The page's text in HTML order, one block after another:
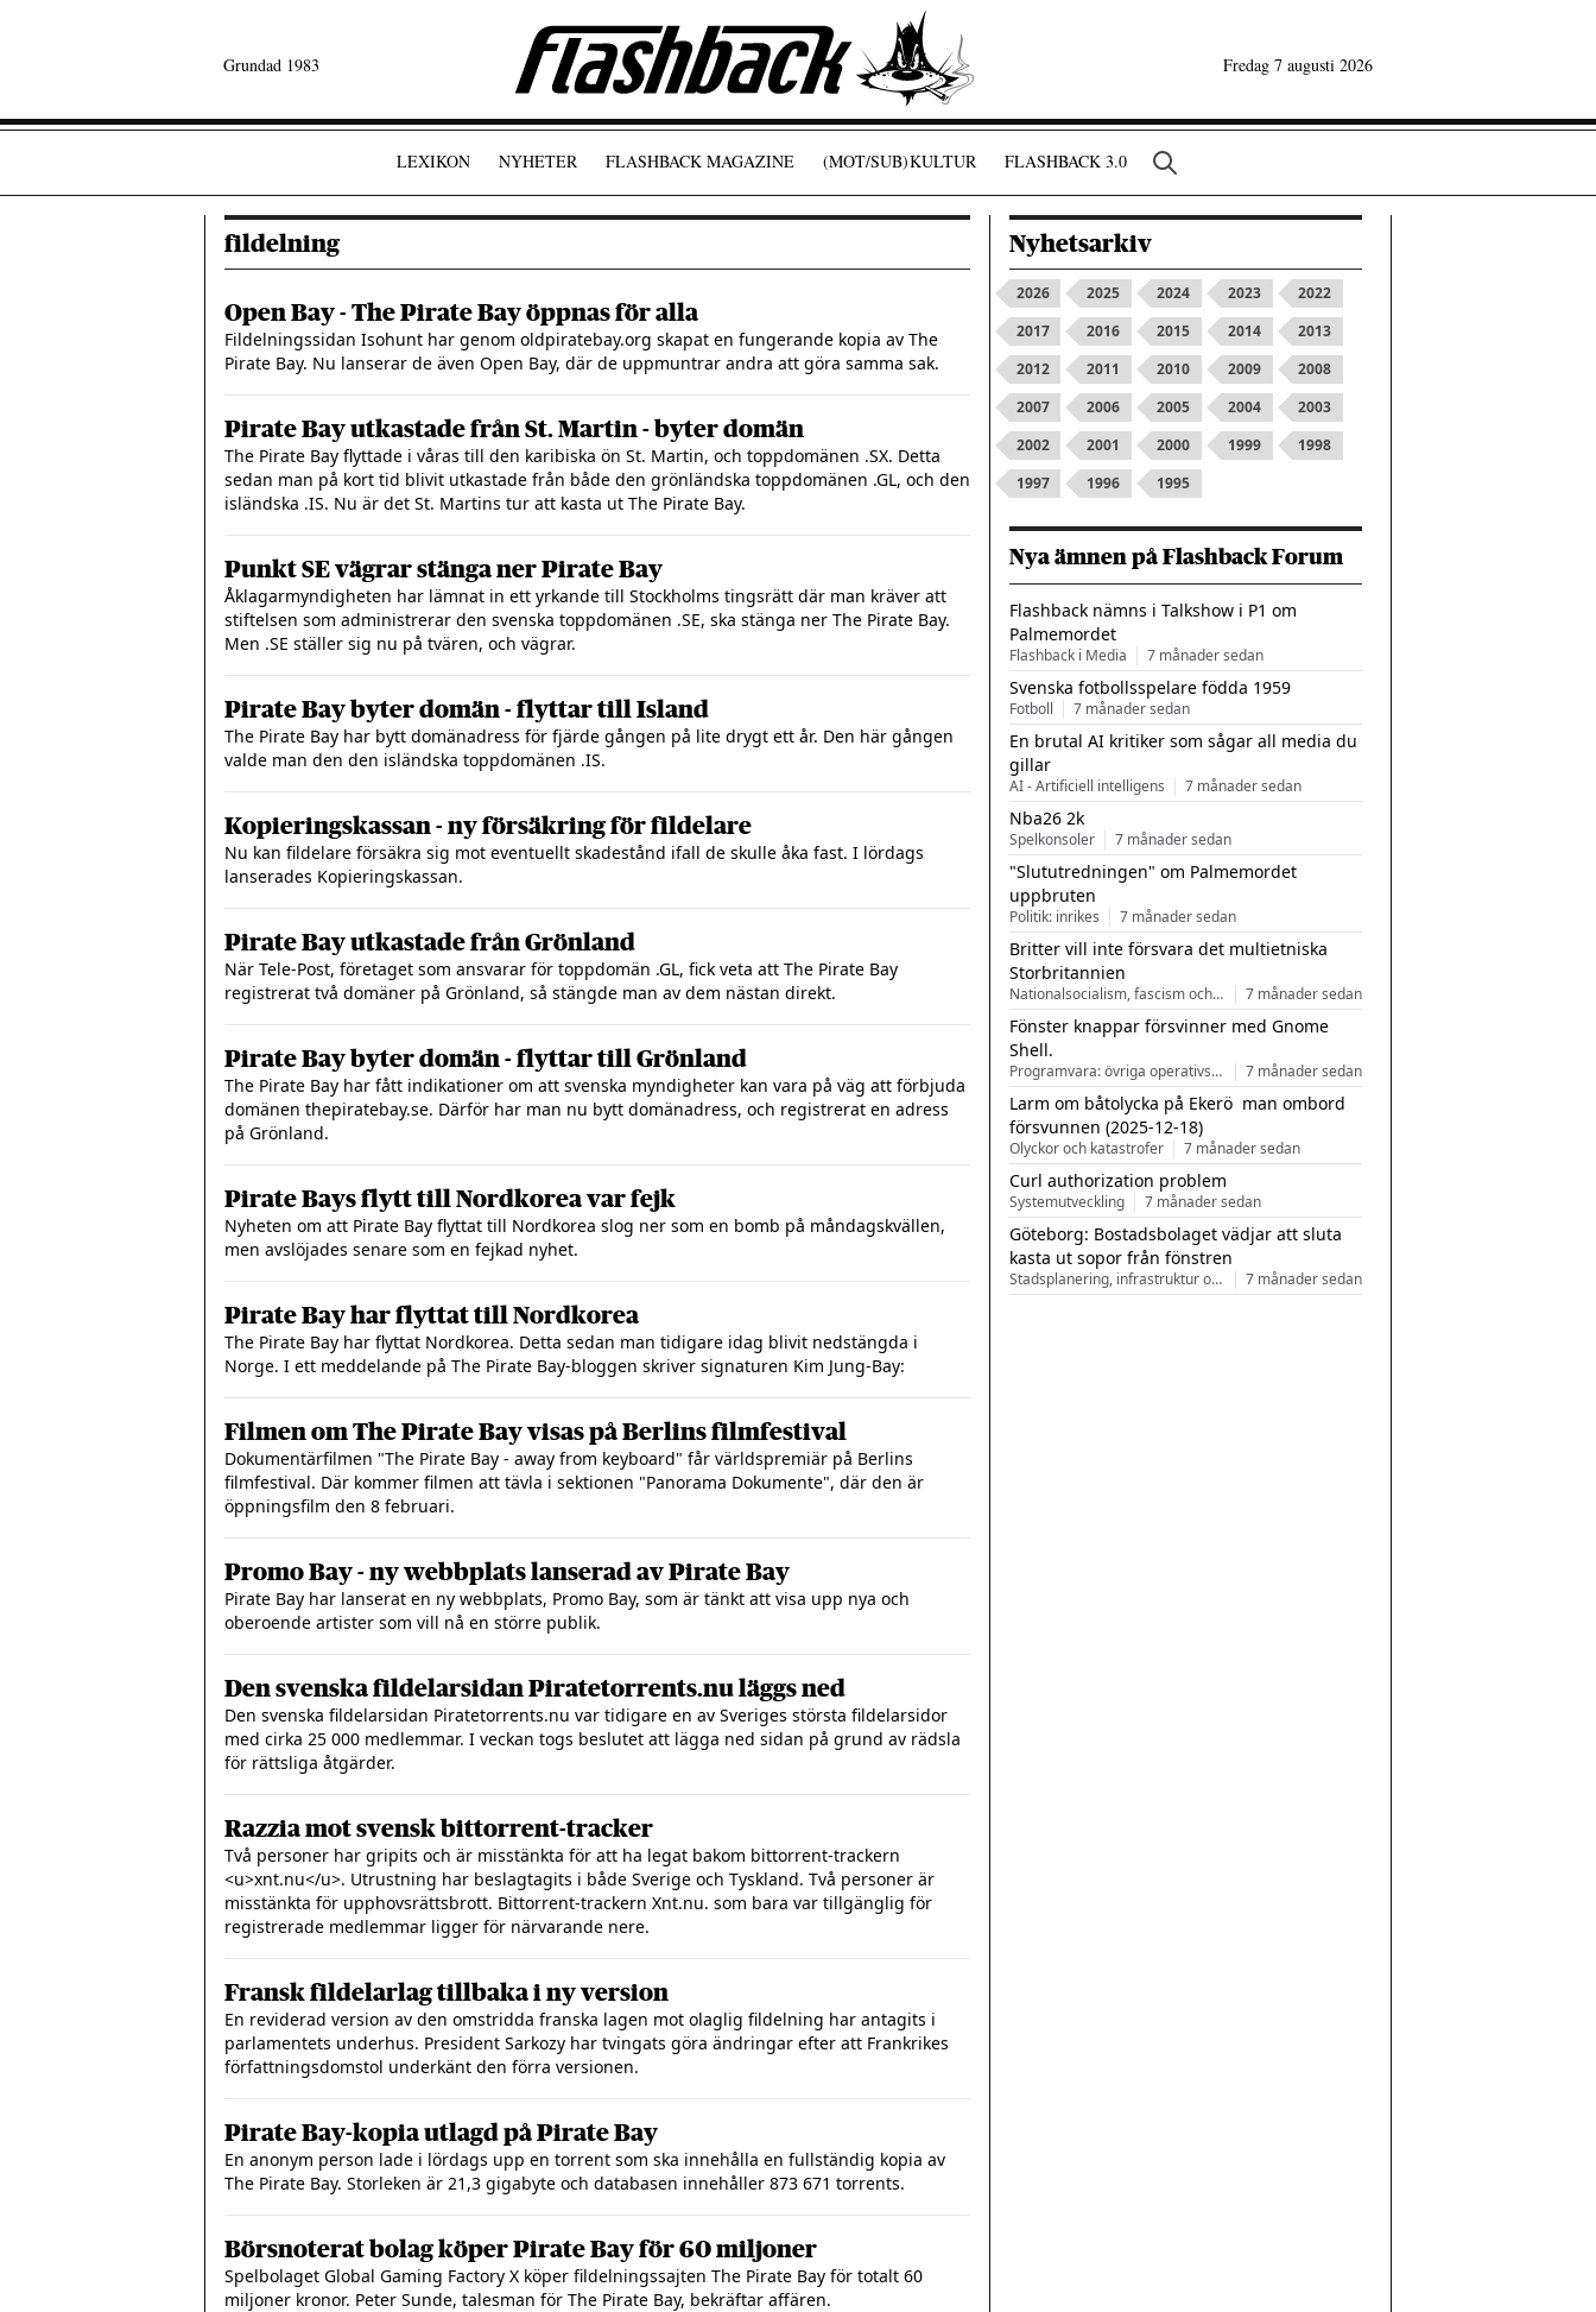
Grundad 1983 Fredag 7 augusti 2026
LEXIKON NYHETER FLASHBACK MAGAZINE (MOT/SUB)KULTUR FLASHBACK 3.0
fildelning
Open Bay - The Pirate Bay öppnas för alla
Fildelningssidan Isohunt har genom oldpiratebay.org skapat en fungerande kopia av The
Pirate Bay. Nu lanserar de även Open Bay, där de uppmuntrar andra att göra samma sak.
Pirate Bay utkastade från St. Martin - byter domän
The Pirate Bay flyttade i våras till den karibiska ön St. Martin, och toppdomänen .SX. Detta
sedan man på kort tid blivit utkastade från både den grönländska toppdomänen .GL, och den
isländska .IS. Nu är det St. Martins tur att kasta ut The Pirate Bay.
Punkt SE vägrar stänga ner Pirate Bay
Åklagarmyndigheten har lämnat in ett yrkande till Stockholms tingsrätt där man kräver att
stiftelsen som administrerar den svenska toppdomänen .SE, ska stänga ner The Pirate Bay.
Men .SE ställer sig nu på tvären, och vägrar.
Pirate Bay byter domän - flyttar till Island
The Pirate Bay har bytt domänadress för fjärde gången på lite drygt ett år. Den här gången
valde man den den isländska toppdomänen .IS.
Kopieringskassan - ny försäkring för fildelare
Nu kan fildelare försäkra sig mot eventuellt skadestånd ifall de skulle åka fast. I lördags
lanserades Kopieringskassan.
Pirate Bay utkastade från Grönland
När Tele-Post, företaget som ansvarar för toppdomän .GL, fick veta att The Pirate Bay
registrerat två domäner på Grönland, så stängde man av dem nästan direkt.
Pirate Bay byter domän - flyttar till Grönland
The Pirate Bay har fått indikationer om att svenska myndigheter kan vara på väg att förbjuda
domänen thepiratebay.se. Därför har man nu bytt domänadress, och registrerat en adress
på Grönland.
Pirate Bays flytt till Nordkorea var fejk
Nyheten om att Pirate Bay flyttat till Nordkorea slog ner som en bomb på måndagskvällen,
men avslöjades senare som en fejkad nyhet.
Pirate Bay har flyttat till Nordkorea
The Pirate Bay har flyttat Nordkorea. Detta sedan man tidigare idag blivit nedstängda i
Norge. I ett meddelande på The Pirate Bay-bloggen skriver signaturen Kim Jung-Bay:
Filmen om The Pirate Bay visas på Berlins filmfestival
Dokumentärfilmen "The Pirate Bay - away from keyboard" får världspremiär på Berlins
filmfestival. Där kommer filmen att tävla i sektionen "Panorama Dokumente", där den är
öppningsfilm den 8 februari.
Promo Bay - ny webbplats lanserad av Pirate Bay
Pirate Bay har lanserat en ny webbplats, Promo Bay, som är tänkt att visa upp nya och
oberoende artister som vill nå en större publik.
Den svenska fildelarsidan Piratetorrents.nu läggs ned
Den svenska fildelarsidan Piratetorrents.nu var tidigare en av Sveriges största fildelarsidor
med cirka 25 000 medlemmar. I veckan togs beslutet att lägga ned sidan på grund av rädsla
för rättsliga åtgärder.
Razzia mot svensk bittorrent-tracker
Två personer har gripits och är misstänkta för att ha legat bakom bittorrent-trackern
<u>xnt.nu</u>. Utrustning har beslagtagits i både Sverige och Tyskland. Två personer är
misstänkta för upphovsrättsbrott. Bittorrent-trackern Xnt.nu. som bara var tillgänglig för
registrerade medlemmar ligger för närvarande nere.
Fransk fildelarlag tillbaka i ny version
En reviderad version av den omstridda franska lagen mot olaglig fildelning har antagits i
parlamentets underhus. President Sarkozy har tvingats göra ändringar efter att Frankrikes
författningsdomstol underkänt den förra versionen.
Pirate Bay-kopia utlagd på Pirate Bay
En anonym person lade i lördags upp en torrent som ska innehålla en fullständig kopia av
The Pirate Bay. Storleken är 21,3 gigabyte och databasen innehåller 873 671 torrents.
Börsnoterat bolag köper Pirate Bay för 60 miljoner
Spelbolaget Global Gaming Factory X köper fildelningssajten The Pirate Bay för totalt 60
miljoner kronor. Peter Sunde, talesman för The Pirate Bay, bekräftar affären.
Nyhetsarkiv
2026 2025 2024 2023
2022
2017
2016 2015 2014
2013
2012
2011 2010 2009
2008
2007
2006 2005 2004
2003
2002
2001 2000 1999
1998
1997
1996 1995
Nya ämnen på Flashback Forum
Flashback nämns i Talkshow i P1 om
Palmemordet
Flashback i Media 7 månader sedan
Svenska fotbollsspelare födda 1959
Fotboll 7 månader sedan
En brutal AI kritiker som sågar all media du
gillar
AI - Artificiell intelligens 7 månader sedan
Nba26 2k
Spelkonsoler 7 månader sedan
"Slututredningen" om Palmemordet
uppbruten
Politik: inrikes 7 månader sedan
Britter vill inte försvara det multietniska
Storbritannien
Nationalsocialism, fascism och nationalism 7 månader sedan
Fönster knappar försvinner med Gnome
Shell.
Programvara: övriga operativsystem 7 månader sedan
Larm om båtolycka på Ekerö  man ombord
försvunnen (2025-12-18)
Olyckor och katastrofer 7 månader sedan
Curl authorization problem
Systemutveckling 7 månader sedan
Göteborg: Bostadsbolaget vädjar att sluta
kasta ut sopor från fönstren
Stadsplanering, infrastruktur och arkitektur 7 månader sedan